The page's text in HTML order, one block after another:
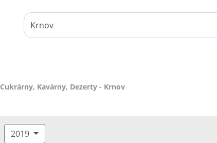
Cukrárny, Kavárny, Dezerty - Krnov
2019